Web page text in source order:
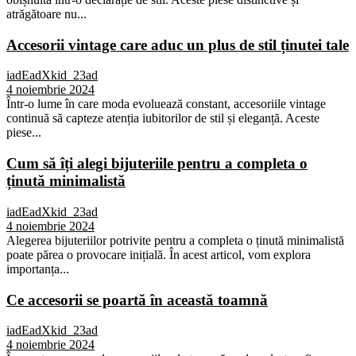
atrăgătoare nu...
Accesorii vintage care aduc un plus de stil ținutei tale
iadEadXkid_23ad
4 noiembrie 2024
Într-o lume în care moda evoluează constant, accesoriile vintage
continuă să capteze atenția iubitorilor de stil și eleganță. Aceste
piese...
Cum să îți alegi bijuteriile pentru a completa o
ținută minimalistă
iadEadXkid_23ad
4 noiembrie 2024
Alegerea bijuteriilor potrivite pentru a completa o ținută minimalistă
poate părea o provocare inițială. În acest articol, vom explora
importanța...
Ce accesorii se poartă în această toamnă
iadEadXkid_23ad
4 noiembrie 2024